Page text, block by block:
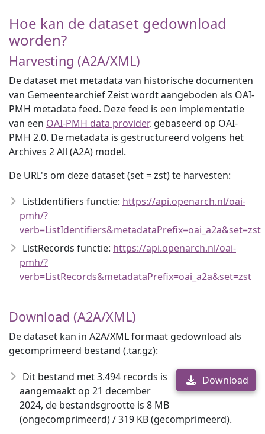
Hoe kan de dataset gedownload
worden?
Harvesting (A2A/XML)
De dataset met metadata van historische documenten
van Gemeentearchief Zeist wordt aangeboden als OAI-
PMH metadata feed. Deze feed is een implementatie
van een OAI-PMH data provider, gebaseerd op OAI-
PMH 2.0. De metadata is gestructureerd volgens het
Archives 2 All (A2A) model.
De URL's om deze dataset (set = zst) te harvesten:
ListIdentifiers functie: https://api.openarch.nl/oai-
pmh/?
verb=ListIdentifiers&metadataPrefix=oai_a2a&set=zst
ListRecords functie: https://api.openarch.nl/oai-
pmh/?
verb=ListRecords&metadataPrefix=oai_a2a&set=zst
Download (A2A/XML)
De dataset kan in A2A/XML formaat gedownload als
gecomprimeerd bestand (.tar.gz):
Download
Dit bestand met 3.494 records is
aangemaakt op 21 december
2024, de bestandsgrootte is 8 MB
(ongecomprimeerd) / 319 KB (gecomprimeerd).